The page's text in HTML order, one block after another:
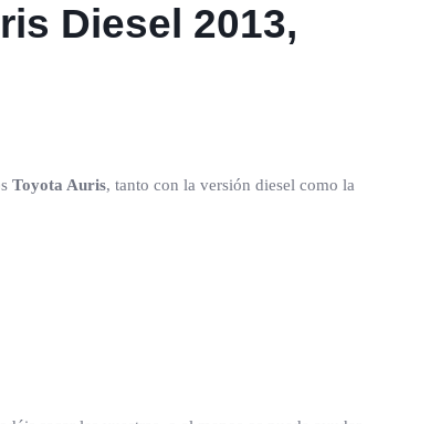
Diesel 2013,
Toyota Auris, tanto con la versión diesel como la